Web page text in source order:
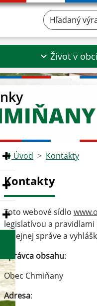
Hľadaný výraz...
Život v obci
Úvod Kontakty
Kontakty
Toto webové sídlo
legislatívou a
verejnej správe a
Správca obsahu:
Obec Chmiňany
Adresa: